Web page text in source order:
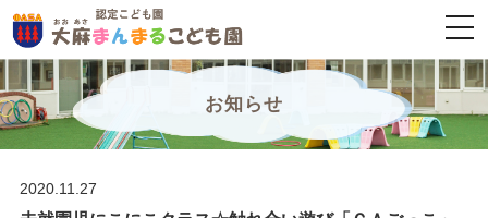
お知らせ
2020.11.27